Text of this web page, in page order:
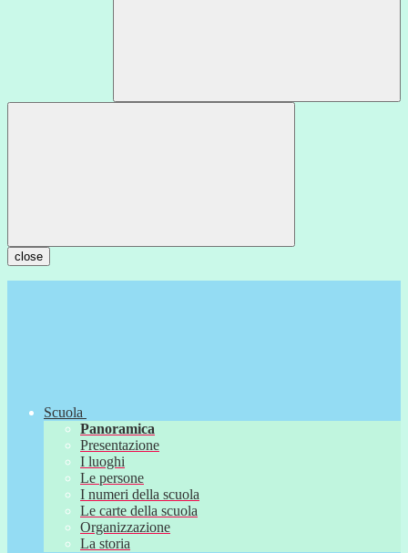
close
Scuola
Panoramica
Presentazione
I luoghi
Le persone
I numeri della scuola
Le carte della scuola
Organizzazione
La storia